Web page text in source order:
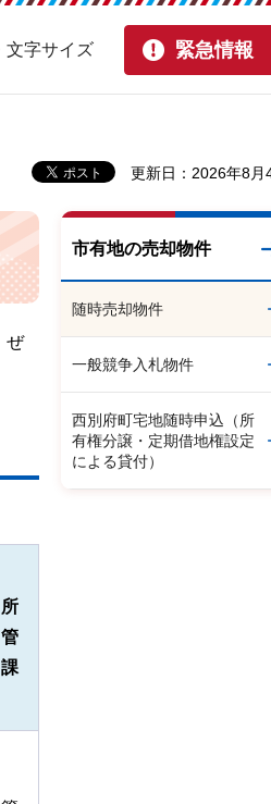
文字サイズ 緊急情報
更新日：2026年8月
ぜ
所
管
課
市有地の売却物件
随時売却物件
一般競争入札物件
西別府町宅地随時申込（所
有権分譲・定期借地権設定
による貸付）